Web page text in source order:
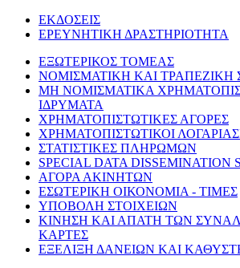
ΕΚΔΟΣΕΙΣ
ΕΡΕΥΝΗΤΙΚΗ ΔΡΑΣΤΗΡΙΟΤΗΤΑ
ΕΞΩΤΕΡΙΚΟΣ ΤΟΜΕΑΣ
ΝΟΜΙΣΜΑΤΙΚΗ ΚΑΙ ΤΡΑΠΕΖΙΚΗ
ΜΗ ΝΟΜΙΣΜΑΤΙΚΑ
ΙΔΡΥΜΑΤΑ
ΧΡΗΜΑΤΟΠΙΣΤΩΤΙΚΕΣ ΑΓΟΡΕΣ
ΧΡΗΜΑΤΟΠΙΣΤΩΤΙΚΟΙ
ΣΤΑΤΙΣΤΙΚΕΣ ΠΛΗΡΩΜΩΝ
SPECIAL DATA DISSEMINATION
ΑΓΟΡΑ ΑΚΙΝΗΤΩΝ
ΕΣΩΤΕΡΙΚΗ ΟΙΚΟΝΟΜΙΑ - ΤΙΜΕΣ
ΥΠΟΒΟΛΗ ΣΤΟΙΧΕΙΩΝ
ΚΙΝΗΣΗ ΚΑΙ ΑΠΑΤΗ ΤΩΝ
ΚΑΡΤΕΣ
ΕΞΕΛΙΞΗ ΔΑΝΕΙΩΝ ΚΑΙ